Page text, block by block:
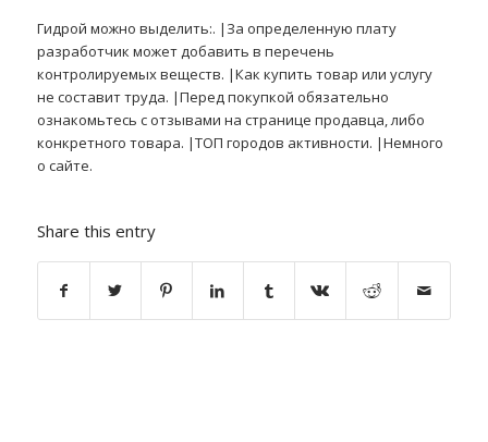
Гидрой можно выделить:. |За определенную плату
разработчик может добавить в перечень
контролируемых веществ. |Как купить товар или услугу
не составит труда. |Перед покупкой обязательно
ознакомьтесь с отзывами на странице продавца, либо
конкретного товара. |ТОП городов активности. |Немного
о сайте.
Share this entry